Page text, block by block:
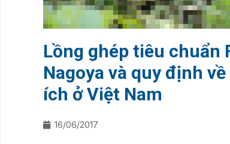
Lồng ghép tiêu
Nagoya và quy định
ích ở Việt Nam
16/06/2017